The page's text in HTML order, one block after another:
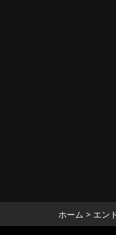
ホーム > エン